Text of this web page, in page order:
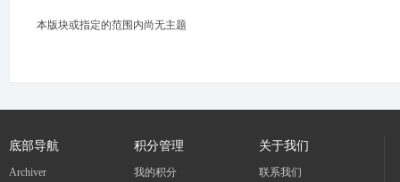
本版块或指定的范围内尚无主题
底部导航
Archiver
积分管理
我的积分
关于我们
联系我们